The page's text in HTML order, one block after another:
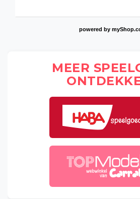
powered by
MEER